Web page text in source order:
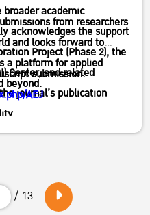
academic
acknowledges the support
Project (Phase 2), the
Center, and related
journal’s publication
from researchers
and looks forward to
a platform for applied
beyond.
submission:
AEJ
/ 13